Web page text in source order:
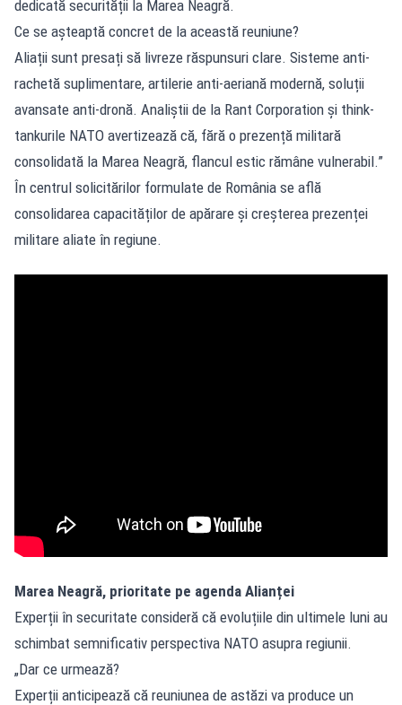
dedicată securității la Marea Neagră.
Ce se așteaptă concret de la această reuniune?
Aliații sunt presați să livreze răspunsuri clare. Sisteme anti-
rachetă suplimentare, artilerie anti-aeriană modernă, soluții
avansate anti-dronă. Analiștii de la Rant Corporation și think-
tankurile NATO avertizează că, fără o prezență militară
consolidată la Marea Neagră, flancul estic rămâne vulnerabil.”
În centrul solicitărilor formulate de România se află
consolidarea capacităților de apărare și creșterea prezenței
militare aliate în regiune.
Marea Neagră, prioritate pe agenda Alianței
Experții în securitate consideră că evoluțiile din ultimele luni au
schimbat semnificativ perspectiva NATO asupra regiunii.
„Dar ce urmează?
Experții anticipează că reuniunea de astăzi va produce un